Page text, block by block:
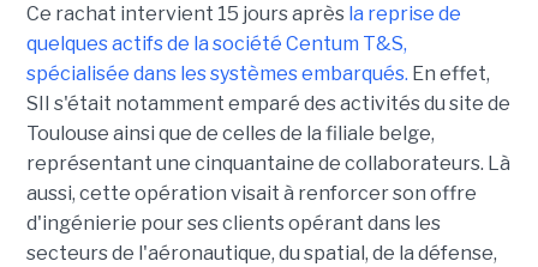
Ce rachat intervient 15 jours après la reprise de
quelques actifs de la société Centum T&S,
spécialisée dans les systèmes embarqués. En effet,
SII s'était notamment emparé des activités du site de
Toulouse ainsi que de celles de la filiale belge,
représentant une cinquantaine de collaborateurs. Là
aussi, cette opération visait à renforcer son offre
d'ingénierie pour ses clients opérant dans les
secteurs de l'aéronautique, du spatial, de la défense,